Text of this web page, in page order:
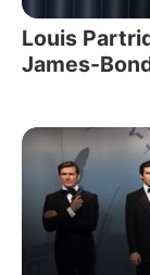
Louis
James-